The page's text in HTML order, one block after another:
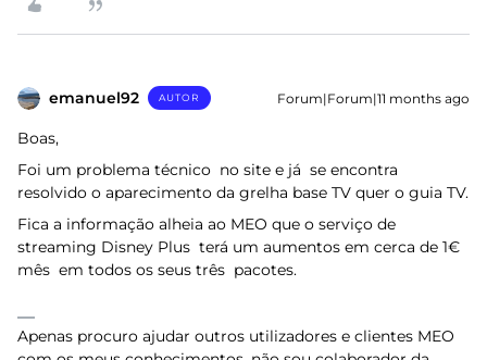
emanuel92 AUTOR Forum|Forum|11 months ago
Boas,
Foi um problema técnico no site e já se encontra
resolvido o aparecimento da grelha base TV quer o guia TV.
Fica a informação alheia ao MEO que o serviço de
streaming Disney Plus terá um aumentos em cerca de 1€
mês em todos os seus três pacotes.
Apenas procuro ajudar outros utilizadores e clientes MEO